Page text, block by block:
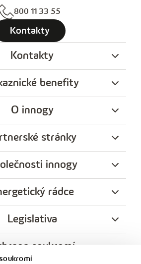
800 11 33 55
Kontakty
Kontakty
benefity
O innogy
stránky
innogy
rádce
Legislativa
soukromí